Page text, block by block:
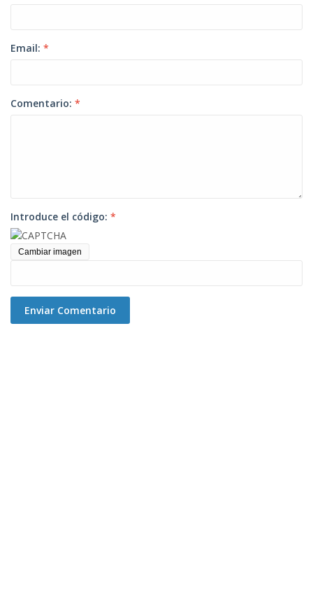
Email: *
Comentario: *
Introduce el código: *
Cambiar imagen
Enviar Comentario